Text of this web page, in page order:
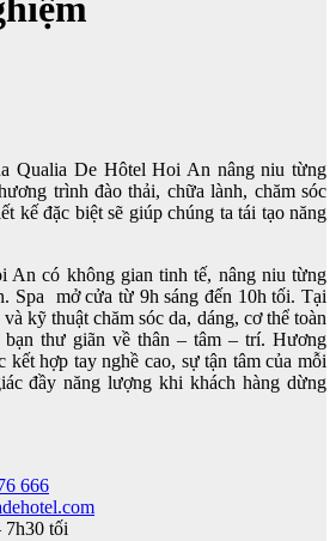
Qualia De Hôtel Hoi An nâng niu từng
trình đào thải, chữa lành, chăm sóc
kế đặc biệt sẽ giúp chúng ta tái tạo năng
An có không gian tinh tế, nâng niu từng
Spa mở cửa từ 9h sáng đến 10h tối. Tại
kỹ thuật chăm sóc da, dáng, cơ thể toàn
thư giãn về thân – tâm – trí. Hương
kết hợp tay nghề cao, sự tận tâm của mỗi
đầy năng lượng khi khách hàng dừng
666
7h30 tối